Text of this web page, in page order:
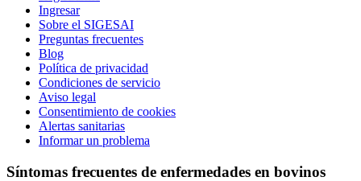
Ingresar
Sobre el SIGESAI
Preguntas frecuentes
Blog
Política de privacidad
Condiciones de servicio
Aviso legal
Consentimiento de cookies
Alertas sanitarias
Informar un problema
Síntomas frecuentes de enfermedades en bovinos